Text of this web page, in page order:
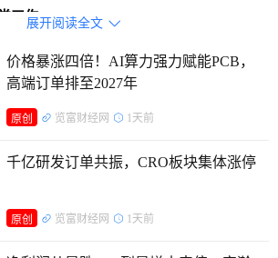
工作
9月宣布彻底辞职，辞去娃哈哈集团法定
长等核心职务，相关辞职流程于10月10日
娃哈哈董事会随后任命许思敏为集团总经
据显示，杭州娃哈哈集团有限公司法定代
思敏担任重庆涪陵娃哈哈、吉林娃哈哈等
并兼任多家娃哈哈关联企业高管。
展开阅读全文 
价格暴涨四倍！AI算力强力赋能PCB，
高端订单排至2027年
原创 览富财经网 1天前
千亿研发订单共振，CRO板块集体涨停
原创 览富财经网 1天前